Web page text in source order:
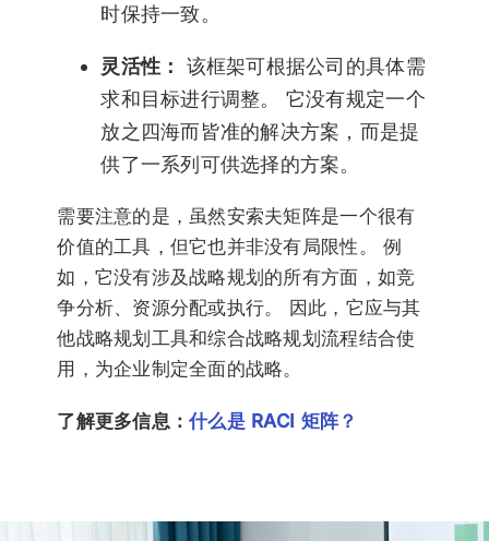
时保持一致。
灵活性： 该框架可根据公司的具体需
求和目标进行调整。 它没有规定一个
放之四海而皆准的解决方案，而是提
供了一系列可供选择的方案。
需要注意的是，虽然安索夫矩阵是一个很有
价值的工具，但它也并非没有局限性。 例
如，它没有涉及战略规划的所有方面，如竞
争分析、资源分配或执行。 因此，它应与其
他战略规划工具和综合战略规划流程结合使
用，为企业制定全面的战略。
了解更多信息：什么是 RACI 矩阵？